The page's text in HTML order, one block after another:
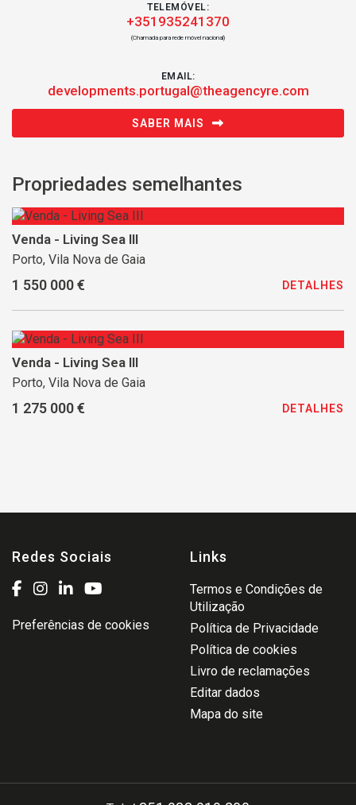
TELEMÓVEL:
+351935241370
(Chamada para rede móvel nacional)
EMAIL:
developments.portugal@theagencyre.com
SABER MAIS
Propriedades semelhantes
Venda - Living Sea III
Porto, Vila Nova de Gaia
1 550 000 € DETALHES
Venda - Living Sea III
Porto, Vila Nova de Gaia
1 275 000 € DETALHES
Redes Sociais
Preferências de cookies
Links
Termos e Condições de
Utilização
Política de Privacidade
Política de cookies
Livro de reclamações
Editar dados
Mapa do site